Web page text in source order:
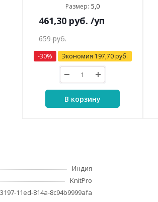
Размер: 5,0
461,30руб. /уп
659руб.
-30% Экономия 197,70руб.
В корзину
Индия
KnitPro
11ed-814a-8c94b9999afa